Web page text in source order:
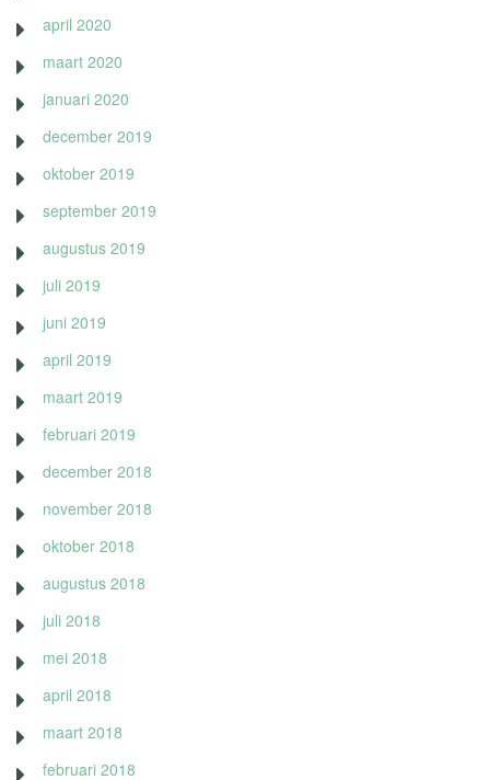
april 2020
maart 2020
januari 2020
december 2019
oktober 2019
september 2019
augustus 2019
juli 2019
juni 2019
april 2019
maart 2019
februari 2019
december 2018
november 2018
oktober 2018
augustus 2018
juli 2018
mei 2018
april 2018
maart 2018
februari 2018